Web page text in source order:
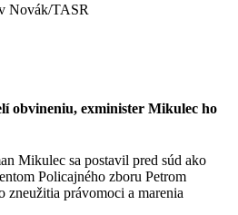
Novák/TASR
obvineniu, exminister Mikulec ho
Mikulec sa postavil pred súd ako
Policajného zboru Petrom
právomoci a marenia